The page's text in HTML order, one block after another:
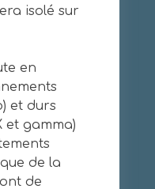
isolé sur
en
et durs
et gamma)
de la
de